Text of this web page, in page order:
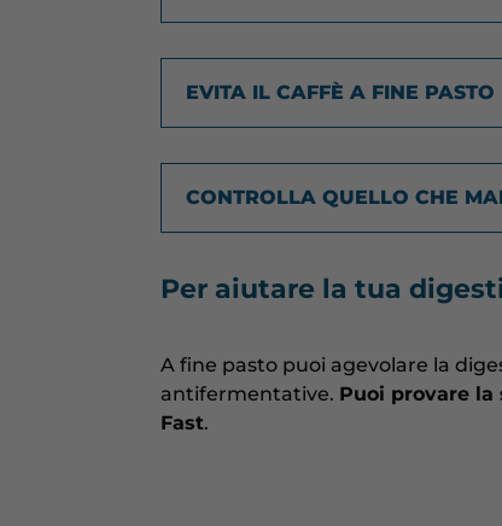
EVITA IL CAFFÈ A FINE PASTO
CONTROLLA QUELLO CHE
Per aiutare la tua
A fine pasto puoi agevolare la
antifermentative. Puoi provare la
Fast.